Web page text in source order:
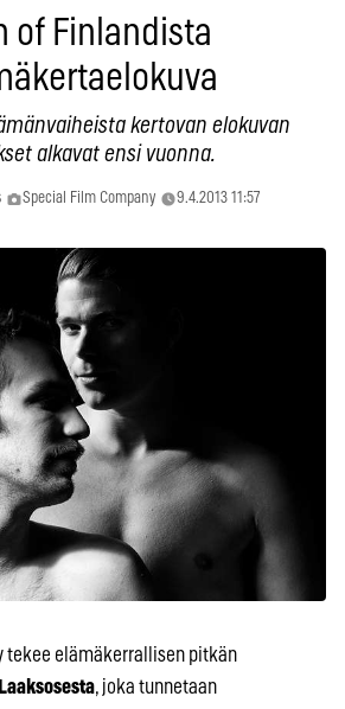
of Finlandista
kertovan elokuvan
alkavat ensi vuonna.
Special Film Company 9.4.2013 11:57
tekee elämäkerrallisen pitkän
, joka tunnetaan